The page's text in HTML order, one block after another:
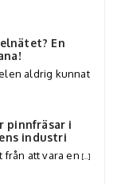
En
aldrig kunnat
pinnfräsar i
industri
från att vara en […]